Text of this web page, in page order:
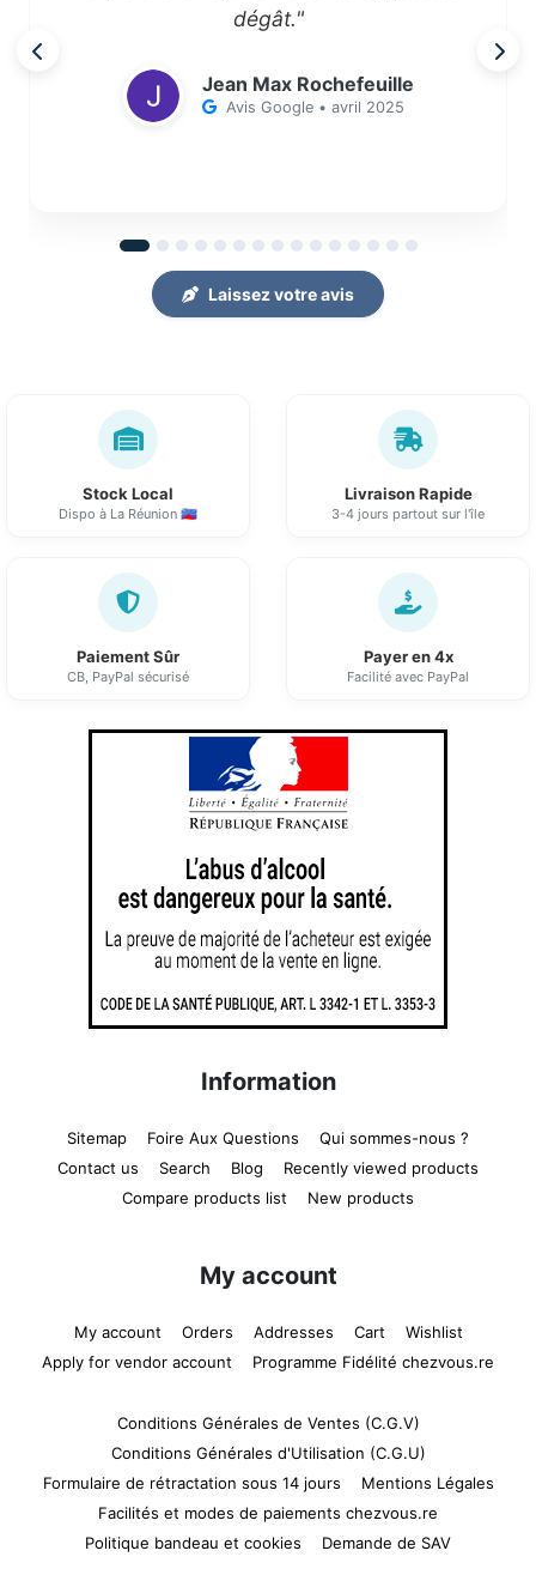
dégât."
Jean Max Rochefeuille
Avis Google • avril 2025
Laissez votre avis
Stock Local
Dispo à La Réunion 🇷🇪
Livraison Rapide
3-4 jours partout sur l'île
Paiement Sûr
CB, PayPal sécurisé
Payer en 4x
Facilité avec PayPal
Information
Sitemap Foire Aux Questions
Qui sommes-nous ?
Contact us
Search Blog
Recently viewed products
Compare products list
New products
My account
My account Orders Addresses Cart
Wishlist
Apply for vendor account
Programme Fidélité chezvous.re
Conditions Générales de Ventes (C.G.V)
Conditions Générales d'Utilisation (C.G.U)
Formulaire de rétractation sous 14 jours
Mentions Légales
Facilités et modes de paiements chezvous.re
Politique bandeau et cookies
Demande de SAV